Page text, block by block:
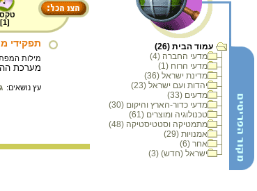
עמוד הבית (26)
מדעי החברה (4)
מדעי הרוח (1)
מדינת ישראל (36)
יהדות ועם ישראל (23)
מדעים (33)
מדעי כדור-הארץ והיקום (30)
טכנולוגיה ומוצרים (61)
מתמטיקה וסטטיסטיקה (48)
אמנויות (29)
אחר (6)
ישראל (חדש) (3)
[
1
]
תפקידי
מילות
מערכת
עץ נושאים: